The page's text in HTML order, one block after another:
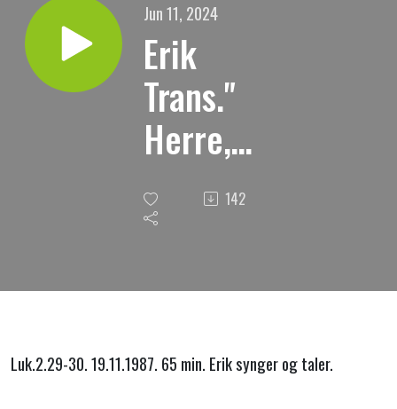
Jun 11, 2024
Erik
Trans."
Herre,
nå kan
du la din
fare
herfra i
142
Luk.2.29-30. 19.11.1987. 65 min. Erik synger og taler.